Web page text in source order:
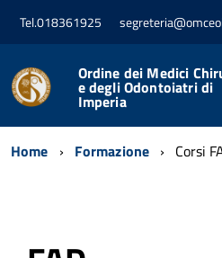
Tel.018361925
Ordine dei Medici
e degli Odontoiatri di
Imperia
Home Formazione Corsi